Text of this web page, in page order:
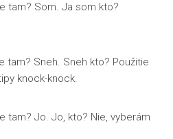
tam? Som. Ja som kto?
tam? Sneh. Sneh kto? Použitie
knock-knock.
tam? Jo. Jo, kto? Nie, vyberám